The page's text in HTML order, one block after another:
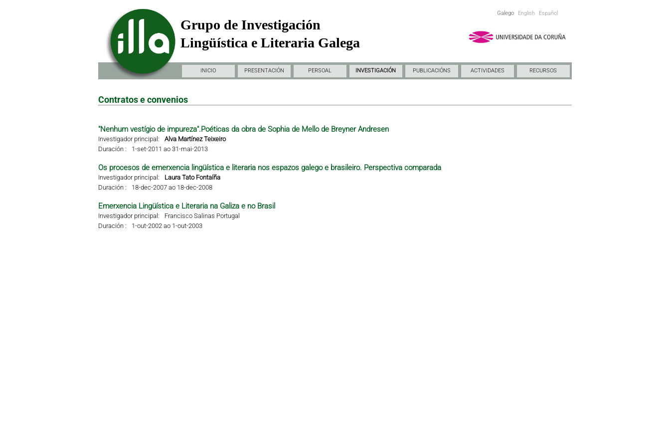
Galego English Español
Grupo de Investigación
Lingüística e Literaria Galega
INICIO PRESENTACIÓN PERSOAL INVESTIGACIÓN PUBLICACIÓNS ACTIVIDADES RECURSOS
Contratos e convenios
"Nenhum vestígio de impureza".Poéticas da obra de Sophia de Mello de Breyner Andresen
Investigador principal:
Alva Martínez Teixeiro
Duración :
1-set-2011 ao 31-mai-2013
Os procesos de emerxencia lingüística e literaria nos espazos galego e brasileiro. Perspectiva comparada
Investigador principal:
Laura Tato Fontaíña
Duración :
18-dec-2007 ao 18-dec-2008
Emerxencia Lingüística e Literaria na Galiza e no Brasil
Investigador principal:
Francisco Salinas Portugal
Duración :
1-out-2002 ao 1-out-2003